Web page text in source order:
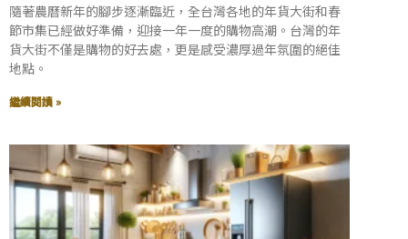
隨著農曆新年的腳步逐漸臨近，全台灣各地的年貨大街和春
節市集已經做好準備，迎接一年一度的購物高潮。台灣的年
貨大街不僅是購物的好去處，更是感受濃厚過年氛圍的絕佳
地點。
繼續閱讀 »